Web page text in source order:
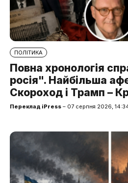
ПОЛІТИКА
Повна хронологія
росія". Найбільша
Скороход і Трамп –
Переклад iPress – 07 серпня 2026,